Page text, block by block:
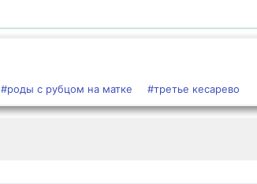
#роды с рубцом на матке #третье кесарево